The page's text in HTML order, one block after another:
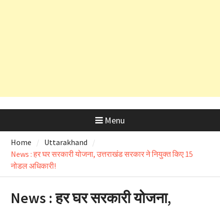
Menu
Home
Uttarakhand
News : हर घर सरकारी योजना, उत्तराखंड सरकार ने नियुक्त किए 15
नोडल अधिकारी!
News : हर घर सरकारी योजना,